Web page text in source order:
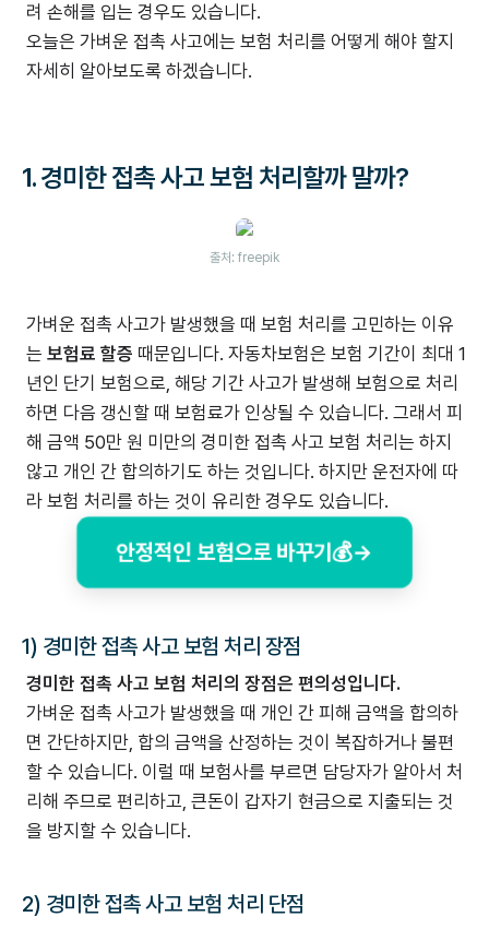
려 손해를 입는 경우도 있습니다.
오늘은 가벼운 접촉 사고에는 보험 처리를 어떻게 해야 할지
자세히 알아보도록 하겠습니다.
1. 경미한 접촉 사고 보험 처리할까 말까?
출처: freepik
가벼운 접촉 사고가 발생했을 때 보험 처리를 고민하는 이유
는 보험료 할증 때문입니다. 자동차보험은 보험 기간이 최대 1
년인 단기 보험으로, 해당 기간 사고가 발생해 보험으로 처리
하면 다음 갱신할 때 보험료가 인상될 수 있습니다. 그래서 피
해 금액 50만 원 미만의 경미한 접촉 사고 보험 처리는 하지
않고 개인 간 합의하기도 하는 것입니다. 하지만 운전자에 따
라 보험 처리를 하는 것이 유리한 경우도 있습니다.
안정적인 보험으로 바꾸기💰→
1) 경미한 접촉 사고 보험 처리 장점
경미한 접촉 사고 보험 처리의 장점은 편의성입니다.
가벼운 접촉 사고가 발생했을 때 개인 간 피해 금액을 합의하
면 간단하지만, 합의 금액을 산정하는 것이 복잡하거나 불편
할 수 있습니다. 이럴 때 보험사를 부르면 담당자가 알아서 처
리해 주므로 편리하고, 큰돈이 갑자기 현금으로 지출되는 것
을 방지할 수 있습니다.
2) 경미한 접촉 사고 보험 처리 단점